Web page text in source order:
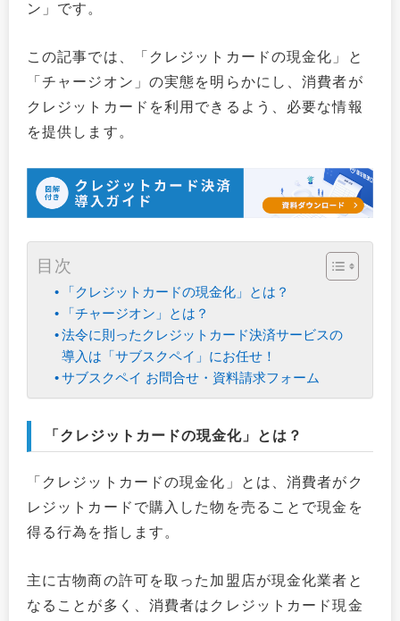
ン」です。
この記事では、「クレジットカードの現金化」と
「チャージオン」の実態を明らかにし、消費者が
クレジットカードを利用できるよう、必要な情報
を提供します。
目次
「クレジットカードの現金化」とは？
「チャージオン」とは？
法令に則ったクレジットカード決済サービスの
導入は「サブスクペイ」にお任せ！
サブスクペイ お問合せ・資料請求フォーム
「クレジットカードの現金化」とは？
「クレジットカードの現金化」とは、消費者がク
レジットカードで購入した物を売ることで現金を
得る行為を指します。
主に古物商の許可を取った加盟店が現金化業者と
なることが多く、消費者はクレジットカード現金